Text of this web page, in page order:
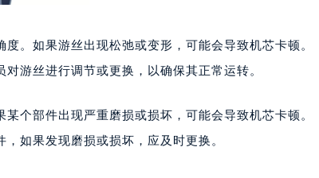
前预约）
层907室（需提前预约）
1104室（需提前预约）
。如果游丝出现松弛或变形，可能会导致机芯卡顿。
游丝进行调节或更换，以确保其正常运转。
个部件出现严重磨损或损坏，可能会导致机芯卡顿。
如果发现磨损或损坏，应及时更换。